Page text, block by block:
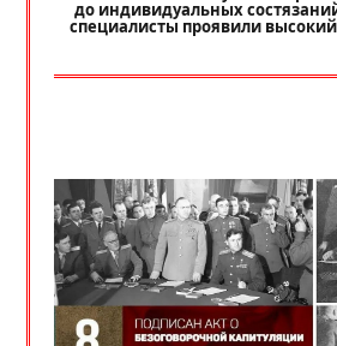
до индивидуальных
специалисты проявили